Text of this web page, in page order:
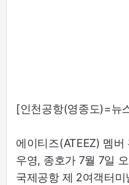
[인천공항(영종도)=뉴
에이티즈(ATEEZ) 멤
우영, 종호가 7월 7일
국제공항 제 2여객터